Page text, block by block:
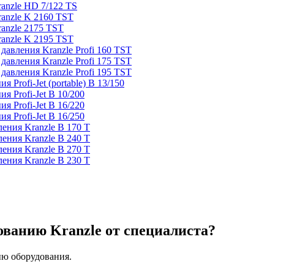
HD 7/122 TS
K 2160 TST
2175 TST
K 2195 TST
Kranzle Profi 160 TST
Kranzle Profi 175 TST
Kranzle Profi 195 TST
Profi-Jet (portable) B 13/150
Profi-Jet B 10/200
Profi-Jet B 16/220
Profi-Jet B 16/250
Kranzle B 170 T
Kranzle B 240 T
Kranzle B 270 T
Kranzle B 230 T
Kranzle от специалиста?
оборудования.